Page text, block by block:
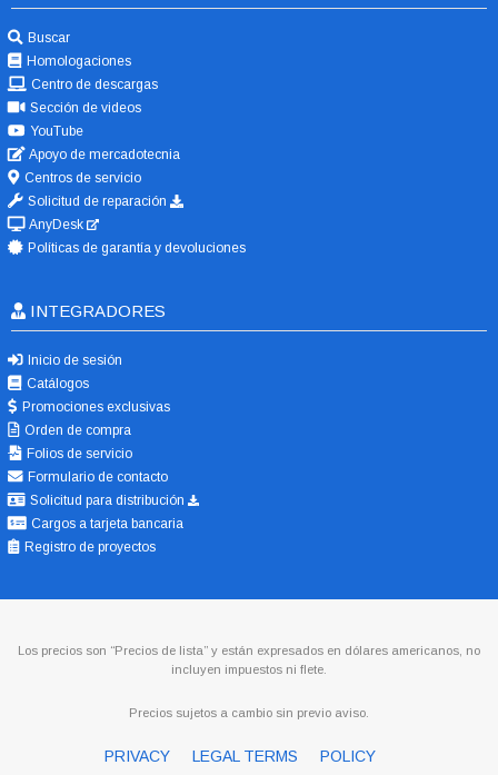
Buscar
Homologaciones
Centro de descargas
Sección de videos
YouTube
Apoyo de mercadotecnia
Centros de servicio
Solicitud de reparación
AnyDesk
Políticas de garantía y devoluciones
INTEGRADORES
Inicio de sesión
Catálogos
Promociones exclusivas
Orden de compra
Folios de servicio
Formulario de contacto
Solicitud para distribución
Cargos a tarjeta bancaria
Registro de proyectos
Los precios son “Precios de lista” y están expresados en dólares americanos, no
incluyen impuestos ni flete.
Precios sujetos a cambio sin previo aviso.
PRIVACY LEGAL TERMS POLICY